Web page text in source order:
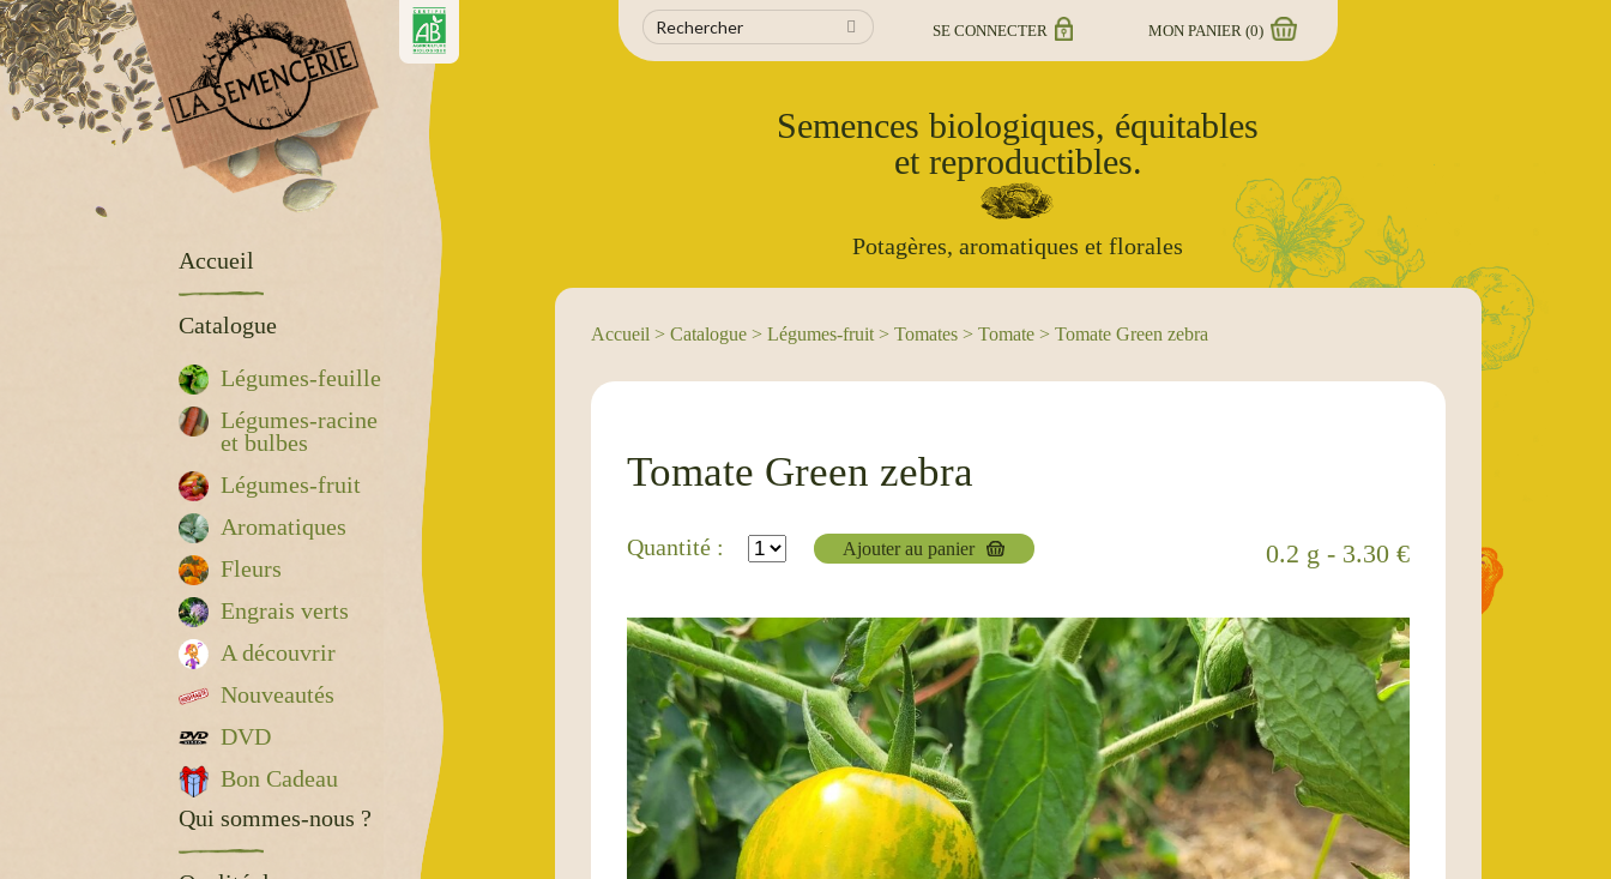
Accueil
Catalogue
Légumes-feuille
Légumes-racine
et bulbes
Légumes-fruit
Aromatiques
Fleurs
Engrais verts
A découvrir
Nouveautés
DVD
Bon Cadeau
Qui sommes-nous ?
SE CONNECTER MON PANIER (0)
Semences biologiques, équitables
et reproductibles.
Potagères, aromatiques et florales
Accueil >Catalogue >Légumes-fruit > Tomates > Tomate > Tomate Green zebra
Tomate Green zebra
0.2 g - 3.30 €
Quantité : Ajouter au panier